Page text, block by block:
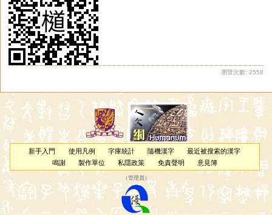
瀏覽次數: 2558
新手入門 使用凡例 字庫統計 隨機漢字
最近被搜索的漢字
鳴謝
製作單位 私隱政策 免責聲明 意見簿
（管理員 ）